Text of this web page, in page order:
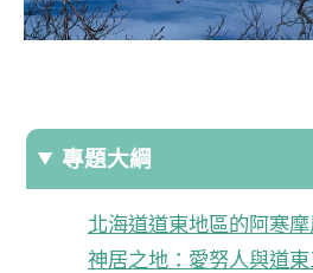
專題大綱
北海道道東地區的阿寒
神居之地：愛努人與道東